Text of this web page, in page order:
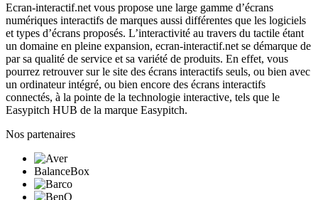
Ecran-interactif.net vous propose une large gamme d’écrans
numériques interactifs de marques aussi différentes que les logiciels
et types d’écrans proposés. L’interactivité au travers du tactile étant
un domaine en pleine expansion, ecran-interactif.net se démarque de
par sa qualité de service et sa variété de produits. En effet, vous
pourrez retrouver sur le site des écrans interactifs seuls, ou bien avec
un ordinateur intégré, ou bien encore des écrans interactifs
connectés, à la pointe de la technologie interactive, tels que le
Easypitch HUB de la marque Easypitch.
Nos partenaires
BalanceBox